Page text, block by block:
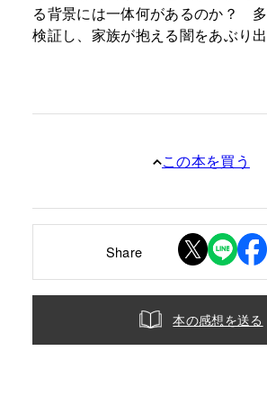
る背景には一体何があるのか？
検証し、家族が抱える闇をあぶり出
この本を買う
Share
本の感想を送る